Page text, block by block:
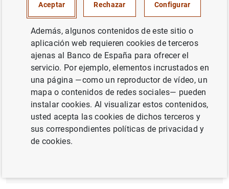
TIPOS DE CAMBIO
CRECIMIENTO ECONÓMICO Y CONVERGENCIA
INSTITUCIONES FINANCIERAS, BANCOS
INVERSIÓN EMPRESARIAL
Documento completo
Aceptar Rechazar Configurar
Además, algunos contenidos de este sitio o
aplicación web requieren cookies de terceros
ajenas al Banco de España para ofrecer el
servicio. Por ejemplo, elementos incrustados en
una página —como un reproductor de vídeo, un
mapa o contenidos de redes sociales— pueden
instalar cookies. Al visualizar estos contenidos,
usted acepta las cookies de dichos terceros y
sus correspondientes políticas de privacidad y
de cookies.